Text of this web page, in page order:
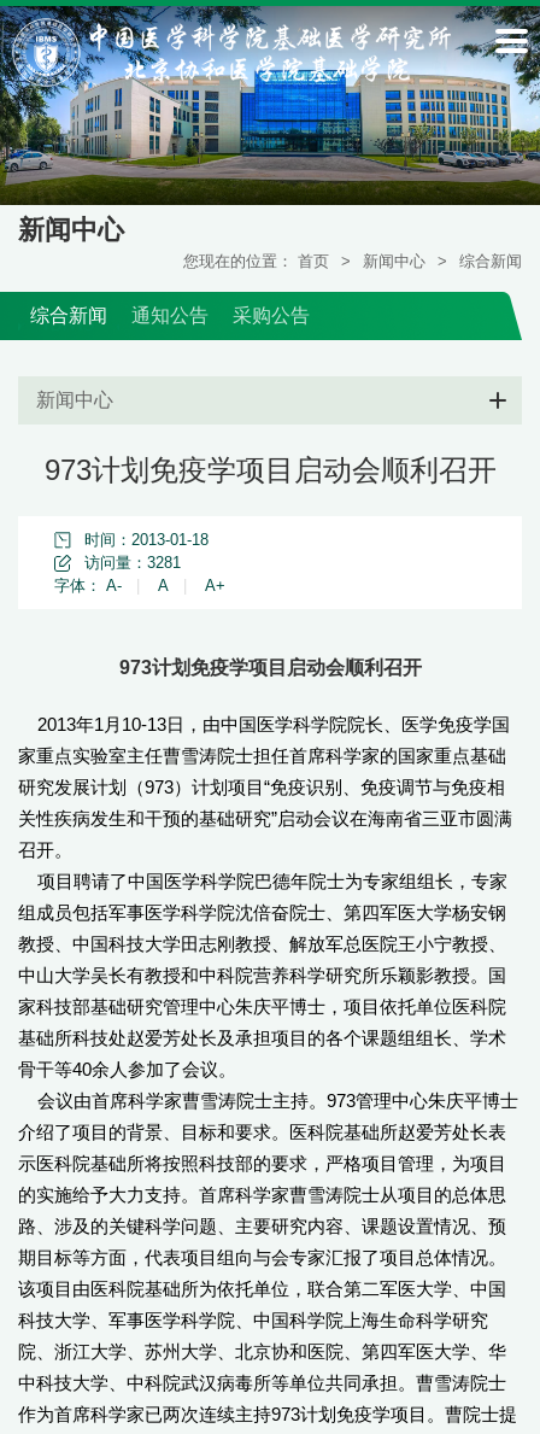
新闻中心
您现在的位置： 首页 > 新闻中心 > 综合新闻
综合新闻 通知公告 采购公告
新闻中心
973计划免疫学项目启动会顺利召开
时间：2013-01-18
访问量： 3281
字体： A- A A+
973计划免疫学项目启动会顺利召开
2013年1月10-13日，由中国医学科学院院长、医学免疫学国
家重点实验室主任曹雪涛院士担任首席科学家的国家重点基础
研究发展计划（973）计划项目“免疫识别、免疫调节与免疫相
关性疾病发生和干预的基础研究”启动会议在海南省三亚市圆满
召开。
项目聘请了中国医学科学院巴德年院士为专家组组长，专家
组成员包括军事医学科学院沈倍奋院士、第四军医大学杨安钢
教授、中国科技大学田志刚教授、解放军总医院王小宁教授、
中山大学吴长有教授和中科院营养科学研究所乐颖影教授。国
家科技部基础研究管理中心朱庆平博士，项目依托单位医科院
基础所科技处赵爱芳处长及承担项目的各个课题组组长、学术
骨干等40余人参加了会议。
会议由首席科学家曹雪涛院士主持。973管理中心朱庆平博士
介绍了项目的背景、目标和要求。医科院基础所赵爱芳处长表
示医科院基础所将按照科技部的要求，严格项目管理，为项目
的实施给予大力支持。首席科学家曹雪涛院士从项目的总体思
路、涉及的关键科学问题、主要研究内容、课题设置情况、预
期目标等方面，代表项目组向与会专家汇报了项目总体情况。
该项目由医科院基础所为依托单位，联合第二军医大学、中国
科技大学、军事医学科学院、中国科学院上海生命科学研究
院、浙江大学、苏州大学、北京协和医院、第四军医大学、华
中科技大学、中科院武汉病毒所等单位共同承担。曹雪涛院士
作为首席科学家已两次连续主持973计划免疫学项目。曹院士提